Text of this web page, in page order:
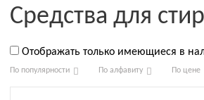
Средства для
Отображать только имеющиеся в
По популярности По алфавиту По цене